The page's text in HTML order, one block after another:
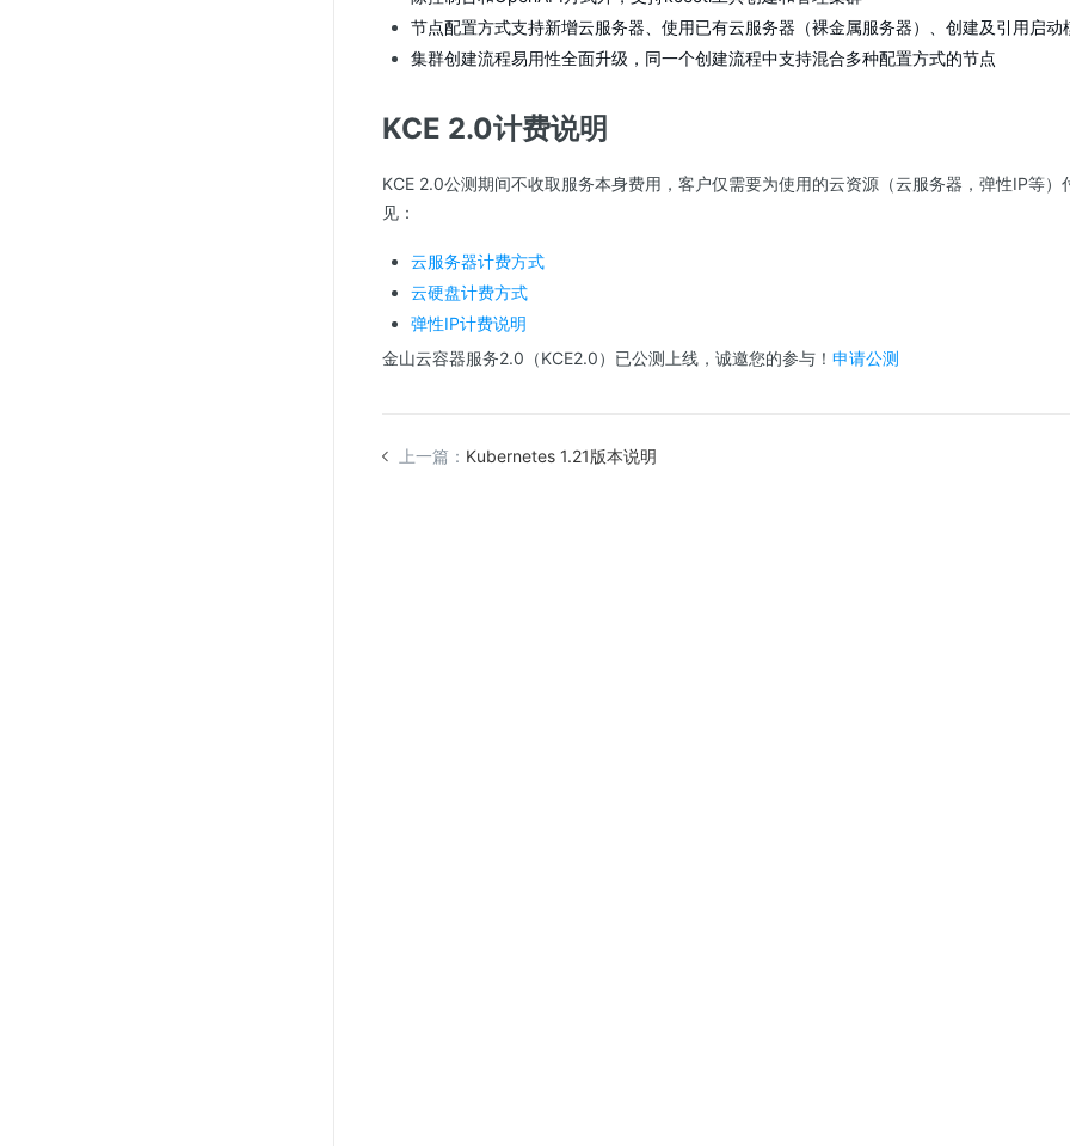
节点配置方式支持新增云服务器、使用已有云服务器（裸金属服务器）、创建及引用启动
集群创建流程易用性全面升级，同一个创建流程中支持混合多种配置方式的节点
KCE 2.0计费说明
KCE 2.0公测期间不收取服务本身费用，客户仅需要为使用的云资源（云服务器，弹性IP等）
见：
云服务器计费方式
云硬盘计费方式
弹性IP计费说明
金山云容器服务2.0（KCE2.0）已公测上线，诚邀您的参与！ 申请公测
上一篇： Kubernetes 1.21版本说明